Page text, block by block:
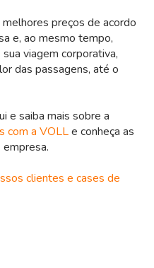
preços de acordo
e, ao mesmo tempo,
viagem corporativa,
das passagens, até o
e saiba mais sobre a
com a VOLLe conheça as
empresa.
clientes e cases de